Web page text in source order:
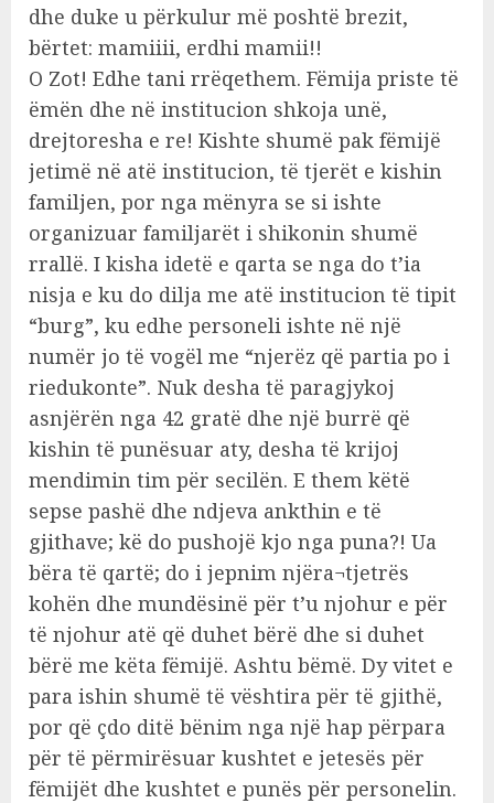
dhe duke u përkulur më poshtë brezit,
bërtet: mamiiii, erdhi mamii!!
O Zot! Edhe tani rrëqethem. Fëmija priste të
ëmën dhe në institucion shkoja unë,
drejtoresha e re! Kishte shumë pak fëmijë
jetimë në atë institucion, të tjerët e kishin
familjen, por nga mënyra se si ishte
organizuar familjarët i shikonin shumë
rrallë. I kisha idetë e qarta se nga do t’ia
nisja e ku do dilja me atë institucion të tipit
“burg”, ku edhe personeli ishte në një
numër jo të vogël me “njerëz që partia po i
riedukonte”. Nuk desha të paragjykoj
asnjërën nga 42 gratë dhe një burrë që
kishin të punësuar aty, desha të krijoj
mendimin tim për secilën. E them këtë
sepse pashë dhe ndjeva ankthin e të
gjithave; kë do pushojë kjo nga puna?! Ua
bëra të qartë; do i jepnim njëra¬tjetrës
kohën dhe mundësinë për t’u njohur e për
të njohur atë që duhet bërë dhe si duhet
bërë me këta fëmijë. Ashtu bëmë. Dy vitet e
para ishin shumë të vështira për të gjithë,
por që çdo ditë bënim nga një hap përpara
për të përmirësuar kushtet e jetesës për
fëmijët dhe kushtet e punës për personelin.